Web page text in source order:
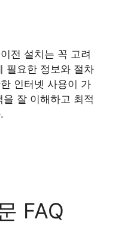
전 설치는 꼭 고려
필요한 정보와 절차
인터넷 사용이 가
잘 이해하고 최적
FAQ